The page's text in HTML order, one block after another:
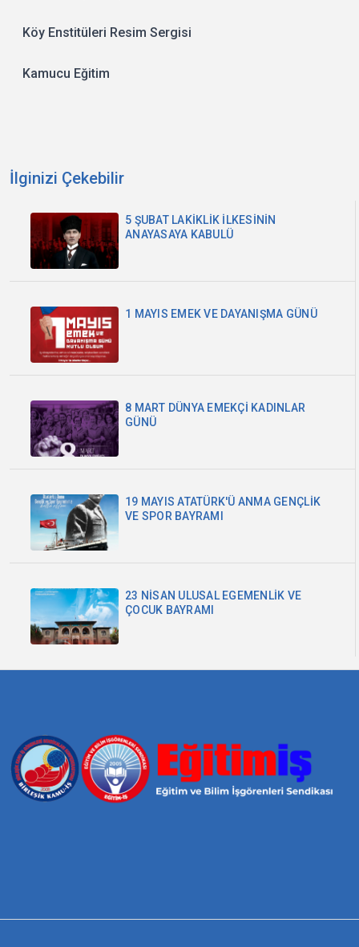
Köy Enstitüleri Resim Sergisi
Kamucu Eğitim
İlginizi Çekebilir
5 ŞUBAT LAKİKLİK İLKESİNİN
ANAYASAYA KABULÜ
1 MAYIS EMEK VE DAYANIŞMA GÜNÜ
8 MART DÜNYA EMEKÇİ KADINLAR
GÜNÜ
19 MAYIS ATATÜRK'Ü ANMA GENÇLİK
VE SPOR BAYRAMI
23 NİSAN ULUSAL EGEMENLİK VE
ÇOCUK BAYRAMI